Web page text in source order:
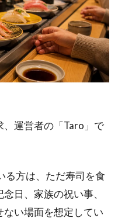
、運営者の「Taro」で
る方は、ただ寿司を食
日、家族の祝い事、
い場面を想定してい